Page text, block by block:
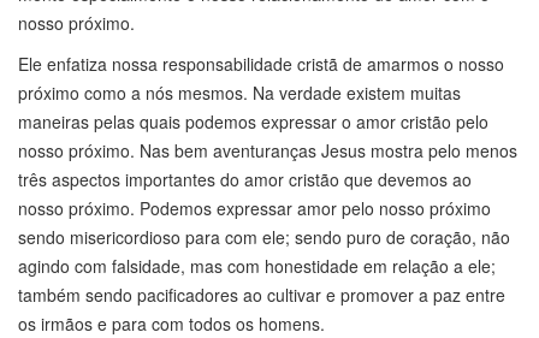
nosso próximo.
Ele enfatiza nossa responsabilidade cristã de amarmos o nosso
próximo como a nós mesmos. Na verdade existem muitas
maneiras pelas quais podemos expressar o amor cristão pelo
nosso próximo. Nas bem aventuranças Jesus mostra pelo menos
três aspectos importantes do amor cristão que devemos ao
nosso próximo. Podemos expressar amor pelo nosso próximo
sendo misericordioso para com ele; sendo puro de coração, não
agindo com falsidade, mas com honestidade em relação a ele;
também sendo pacificadores ao cultivar e promover a paz entre
os irmãos e para com todos os homens.